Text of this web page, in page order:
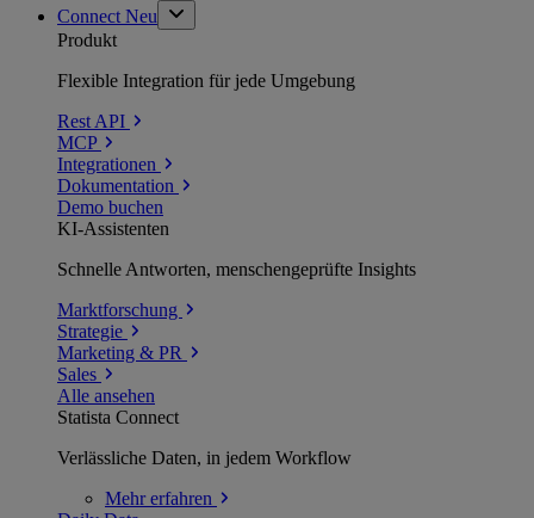
Connect Neu
Produkt
Flexible Integration für jede Umgebung
Rest API
MCP
Integrationen
Dokumentation
Demo buchen
KI-Assistenten
Schnelle Antworten, menschengeprüfte Insights
Marktforschung
Strategie
Marketing & PR
Sales
Alle ansehen
Statista Connect
Verlässliche Daten, in jedem Workflow
Mehrerfahren